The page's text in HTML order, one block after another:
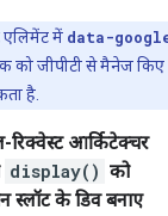
एलिमेंट में data-
को जीपीटी से मैनेज किए
है.
आर्किटेक्चर
display() को
स्लॉट के डिव बनाए